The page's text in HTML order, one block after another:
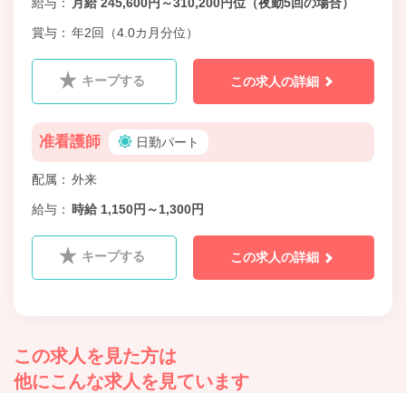
給与 月給 245,600円～310,200円位（夜勤5回の場合）
賞与 年2回（4.0カ月分位）
キープする この求人の詳細
准看護師 日勤パート
配属 外来
給与 時給 1,150円～1,300円
キープする この求人の詳細
この求人を見た方は
他にこんな求人を見ています